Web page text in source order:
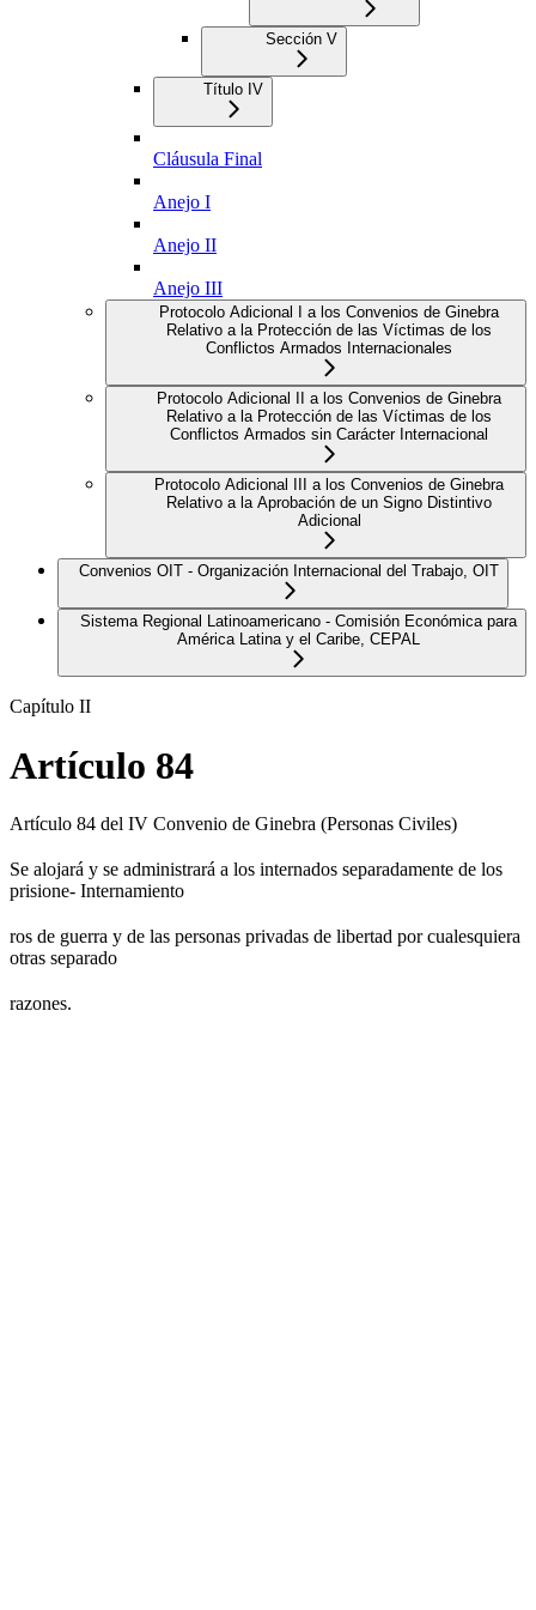
Sección V
Título IV
Cláusula Final
Anejo I
Anejo II
Anejo III
Protocolo Adicional I a los Convenios de Ginebra
Relativo a la Protección de las Víctimas de los
Conflictos Armados Internacionales
Protocolo Adicional II a los Convenios de Ginebra
Relativo a la Protección de las Víctimas de los
Conflictos Armados sin Carácter Internacional
Protocolo Adicional III a los Convenios de Ginebra
Relativo a la Aprobación de un Signo Distintivo
Adicional
Convenios OIT - Organización Internacional del Trabajo, OIT
Sistema Regional Latinoamericano - Comisión Económica para
América Latina y el Caribe, CEPAL
Capítulo II
Artículo 84
Artículo 84 del IV Convenio de Ginebra (Personas Civiles)
Se alojará y se administrará a los internados separadamente de los
prisione- Internamiento
ros de guerra y de las personas privadas de libertad por cualesquiera
otras separado
razones.